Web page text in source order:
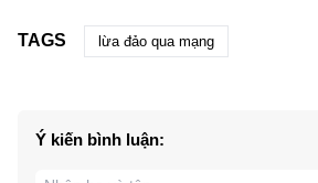
TAGS lừa đảo qua mạng
Ý kiến bình luận: